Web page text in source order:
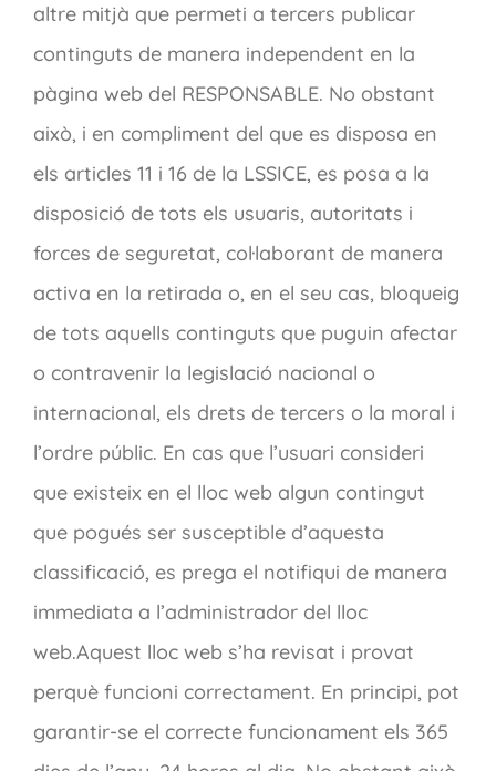
altre mitjà que permeti a tercers publicar
continguts de manera independent en la
pàgina web del RESPONSABLE. No obstant
això, i en compliment del que es disposa en
els articles 11 i 16 de la LSSICE, es posa a la
disposició de tots els usuaris, autoritats i
forces de seguretat, col·laborant de manera
activa en la retirada o, en el seu cas, bloqueig
de tots aquells continguts que puguin afectar
o contravenir la legislació nacional o
internacional, els drets de tercers o la moral i
l’ordre públic. En cas que l’usuari consideri
que existeix en el lloc web algun contingut
que pogués ser susceptible d’aquesta
classificació, es prega el notifiqui de manera
immediata a l’administrador del lloc
web.Aquest lloc web s’ha revisat i provat
perquè funcioni correctament. En principi, pot
garantir-se el correcte funcionament els 365